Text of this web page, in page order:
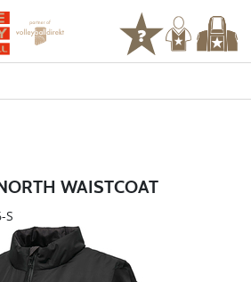
WAISTCOAT
S